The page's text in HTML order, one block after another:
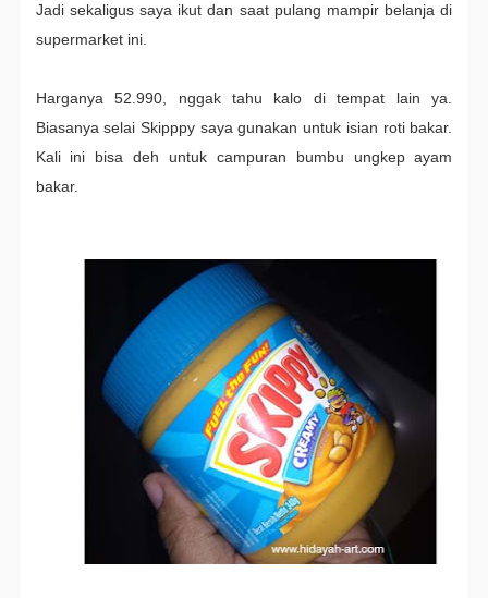
Jadi sekaligus saya ikut dan saat pulang mampir belanja di
supermarket ini.
Harganya 52.990, nggak tahu kalo di tempat lain ya.
Biasanya selai Skipppy saya gunakan untuk isian roti bakar.
Kali ini bisa deh untuk campuran bumbu ungkep ayam
bakar.